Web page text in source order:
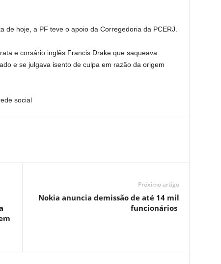
de hoje, a PF teve o apoio da Corregedoria da PCERJ.
e corsário inglês Francis Drake que saqueava
e se julgava isento de culpa em razão da origem
social
Próximo artigo
Nokia anuncia demissão de até 14 mil
funcionários